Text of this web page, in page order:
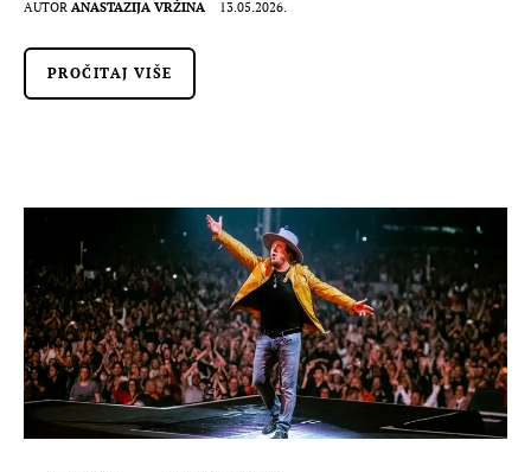
AUTOR ANASTAZIJA VRŽINA 13.05.2026.
PROČITAJ VIŠE